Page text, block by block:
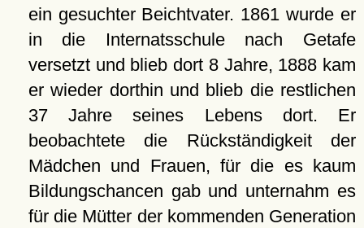
ein gesuchter Beichtvater. 1861 wurde er
in die Internatsschule nach Getafe
versetzt und blieb dort 8 Jahre, 1888 kam
er wieder dorthin und blieb die restlichen
37 Jahre seines Lebens dort. Er
beobachtete die Rückständigkeit der
Mädchen und Frauen, für die es kaum
Bildungschancen gab und unternahm es
für die Mütter der kommenden Generation